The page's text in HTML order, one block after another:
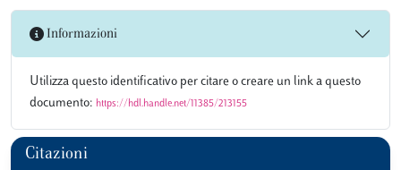
Informazioni
Utilizza questo identificativo per citare o creare un link a questo
documento: https://hdl.handle.net/11385/213155
Citazioni